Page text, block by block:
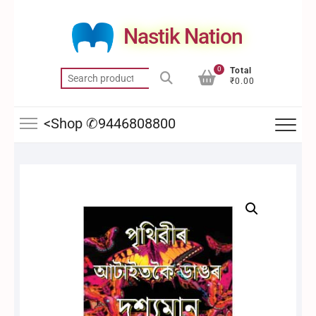
Nastik Nation
Search
for:
0
Total
₹0.00
<Shop ✆9446808800